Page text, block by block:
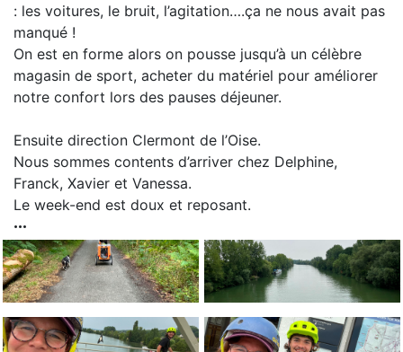
: les voitures, le bruit, l’agitation….ça ne nous avait pas
manqué !
On est en forme alors on pousse jusqu’à un célèbre
magasin de sport, acheter du matériel pour améliorer
notre confort lors des pauses déjeuner.
Ensuite direction Clermont de l’Oise.
Nous sommes contents d’arriver chez Delphine,
Franck, Xavier et Vanessa.
Le week-end est doux et reposant.